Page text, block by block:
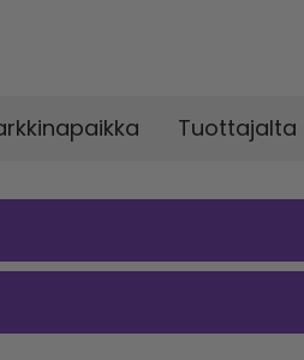
Tuottajalta